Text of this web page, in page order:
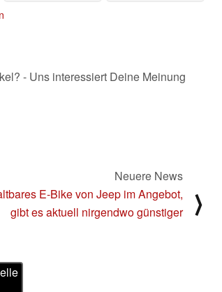
- Uns interessiert Deine Meinung
Neuere News
E-Bike von Jeep im Angebot,
gibt es aktuell nirgendwo günstiger
⟩